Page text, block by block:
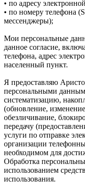
• по адресу
• по номеру телефона
мессенджеры);
Мои персональные
данное согласие,
телефона, адрес
населенный пункт.
Я предоставляю
персональными
систематизацию,
(обновление,
обезличивание,
передачу
услуги по отправке
организации
необходимом для
Обработка
использованием
использования.